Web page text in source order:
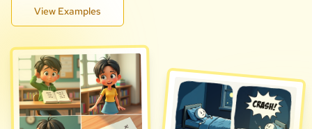
View Examples